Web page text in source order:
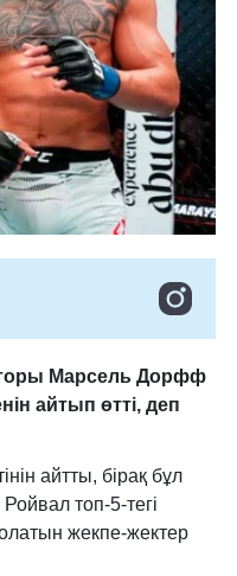
Марсель Дорфф
айтып өтті, деп
айтты, бірақ бұл
топ-5-тегі
жекпе-жектер